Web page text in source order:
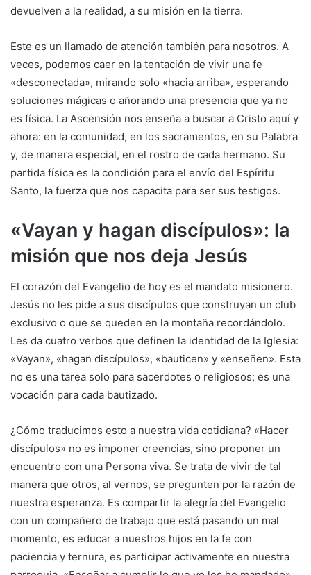
devuelven a la realidad, a su misión en la tierra.
Este es un llamado de atención también para nosotros. A
veces, podemos caer en la tentación de vivir una fe
«desconectada», mirando solo «hacia arriba», esperando
soluciones mágicas o añorando una presencia que ya no
es física. La Ascensión nos enseña a buscar a Cristo aquí y
ahora: en la comunidad, en los sacramentos, en su Palabra
y, de manera especial, en el rostro de cada hermano. Su
partida física es la condición para el envío del Espíritu
Santo, la fuerza que nos capacita para ser sus testigos.
«Vayan y hagan discípulos»: la
misión que nos deja Jesús
El corazón del Evangelio de hoy es el mandato misionero.
Jesús no les pide a sus discípulos que construyan un club
exclusivo o que se queden en la montaña recordándolo.
Les da cuatro verbos que definen la identidad de la Iglesia:
«Vayan», «hagan discípulos», «bauticen» y «enseñen». Esta
no es una tarea solo para sacerdotes o religiosos; es una
vocación para cada bautizado.
¿Cómo traducimos esto a nuestra vida cotidiana? «Hacer
discípulos» no es imponer creencias, sino proponer un
encuentro con una Persona viva. Se trata de vivir de tal
manera que otros, al vernos, se pregunten por la razón de
nuestra esperanza. Es compartir la alegría del Evangelio
con un compañero de trabajo que está pasando un mal
momento, es educar a nuestros hijos en la fe con
paciencia y ternura, es participar activamente en nuestra